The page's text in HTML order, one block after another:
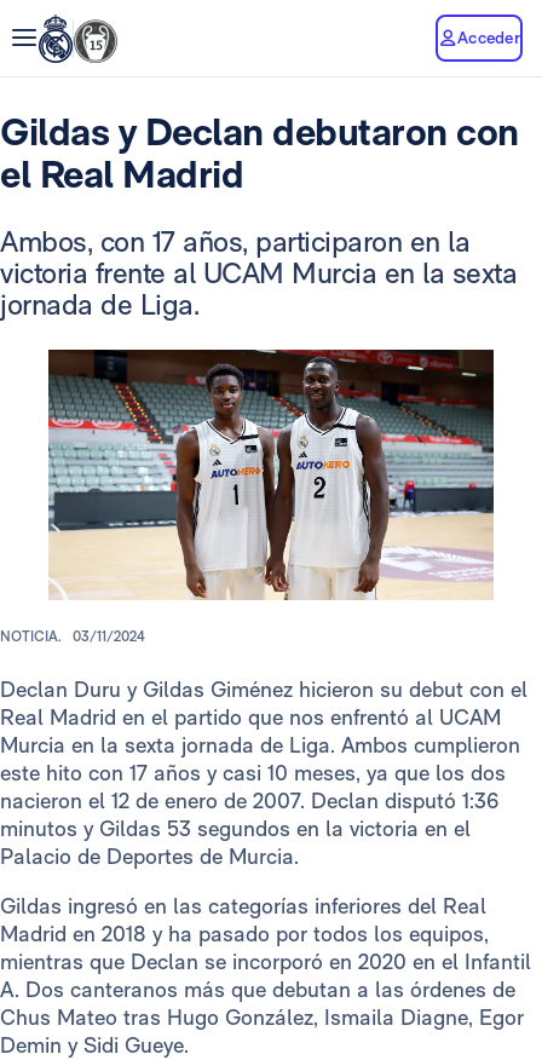
Acceder
Gildas y Declan debutaron con
el Real Madrid
Ambos, con 17 años, participaron en la
victoria frente al UCAM Murcia en la sexta
jornada de Liga.
NOTICIA. 03/11/2024
Declan Duru y Gildas Giménez hicieron su debut con el
Real Madrid en el partido que nos enfrentó al UCAM
Murcia en la sexta jornada de Liga. Ambos cumplieron
este hito con 17 años y casi 10 meses, ya que los dos
nacieron el 12 de enero de 2007. Declan disputó 1:36
minutos y Gildas 53 segundos en la victoria en el
Palacio de Deportes de Murcia.
Gildas ingresó en las categorías inferiores del Real
Madrid en 2018 y ha pasado por todos los equipos,
mientras que Declan se incorporó en 2020 en el Infantil
A. Dos canteranos más que debutan a las órdenes de
Chus Mateo tras Hugo González, Ismaila Diagne, Egor
Demin y Sidi Gueye.